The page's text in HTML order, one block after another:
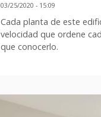
03/25/2020 - 15:09
Cada planta de este
velocidad que ordene
que conocerlo.